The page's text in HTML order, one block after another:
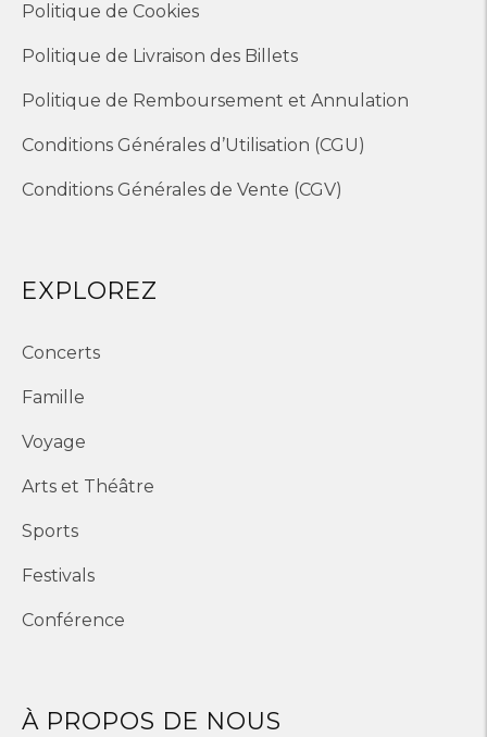
Politique de Cookies
Politique de Livraison des Billets
Politique de Remboursement et Annulation
Conditions Générales d’Utilisation (CGU)
Conditions Générales de Vente (CGV)
EXPLOREZ
Concerts
Famille
Voyage
Arts et Théâtre
Sports
Festivals
Conférence
À PROPOS DE NOUS